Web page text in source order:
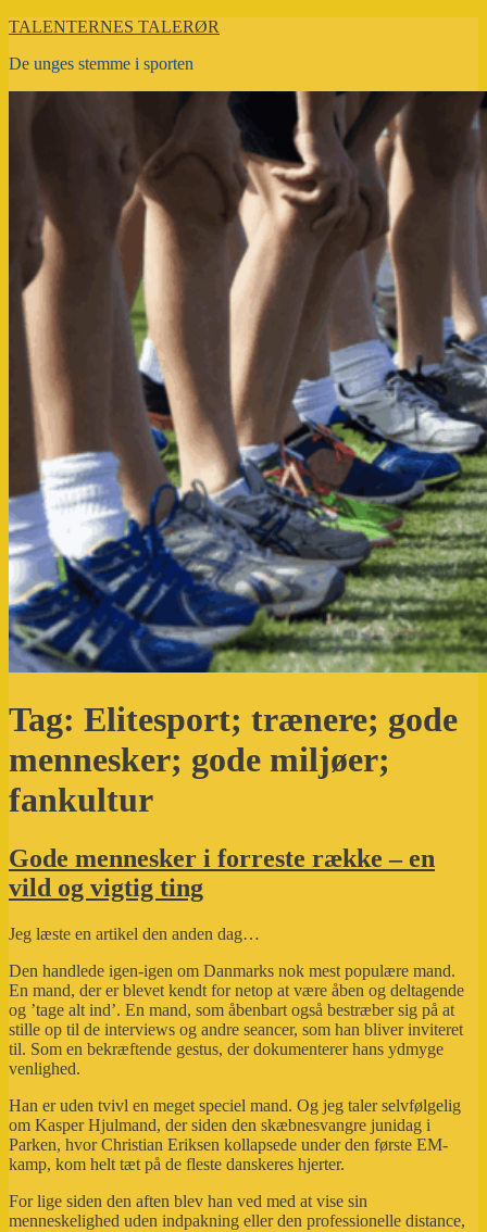
Videre
indhold
TALENTERNES TALERØR
De unges stemme i sporten
Tag: Elitesport; trænere; gode
mennesker; gode miljøer;
fankultur
Gode mennesker i forreste række – en
vild og vigtig ting
Jeg læste en artikel den anden dag…
Den handlede igen-igen om Danmarks nok mest populære mand.
En mand, der er blevet kendt for netop at være åben og deltagende
og ’tage alt ind’. En mand, som åbenbart også bestræber sig på at
stille op til de interviews og andre seancer, som han bliver inviteret
til. Som en bekræftende gestus, der dokumenterer hans ydmyge
venlighed.
Han er uden tvivl en meget speciel mand. Og jeg taler selvfølgelig
om Kasper Hjulmand, der siden den skæbnesvangre junidag i
Parken, hvor Christian Eriksen kollapsede under den første EM-
kamp, kom helt tæt på de fleste danskeres hjerter.
For lige siden den aften blev han ved med at vise sin
menneskelighed uden indpakning eller den professionelle distance,